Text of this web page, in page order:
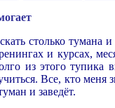
столько тумана
и курсах,
из этого тупика
Все, кто меня
и заведёт.